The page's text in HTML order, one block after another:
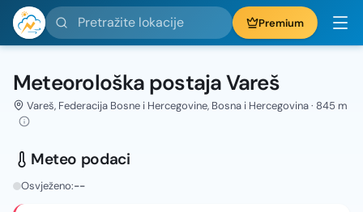
Pretražite lokacije Premium
Meteorološka postaja Vareš
Vareš, Federacija Bosne i Hercegovine, Bosna i Hercegovina · 845 m
Meteo podaci
Osvježeno:--